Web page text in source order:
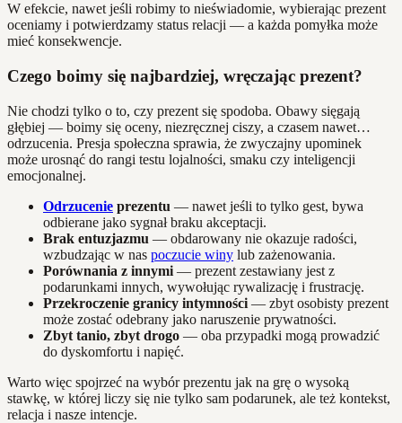
W efekcie, nawet jeśli robimy to nieświadomie, wybierając prezent
oceniamy i potwierdzamy status relacji — a każda pomyłka może
mieć konsekwencje.
Czego boimy się najbardziej, wręczając prezent?
Nie chodzi tylko o to, czy prezent się spodoba. Obawy sięgają
głębiej — boimy się oceny, niezręcznej ciszy, a czasem nawet…
odrzucenia. Presja społeczna sprawia, że zwyczajny upominek
może urosnąć do rangi testu lojalności, smaku czy inteligencji
emocjonalnej.
Odrzucenie prezentu — nawet jeśli to tylko gest, bywa
odbierane jako sygnał braku akceptacji.
Brak entuzjazmu — obdarowany nie okazuje radości,
wzbudzając w nas poczucie winy lub zażenowania.
Porównania z innymi — prezent zestawiany jest z
podarunkami innych, wywołując rywalizację i frustrację.
Przekroczenie granicy intymności — zbyt osobisty prezent
może zostać odebrany jako naruszenie prywatności.
Zbyt tanio, zbyt drogo — oba przypadki mogą prowadzić
do dyskomfortu i napięć.
Warto więc spojrzeć na wybór prezentu jak na grę o wysoką
stawkę, w której liczy się nie tylko sam podarunek, ale też kontekst,
relacja i nasze intencje.